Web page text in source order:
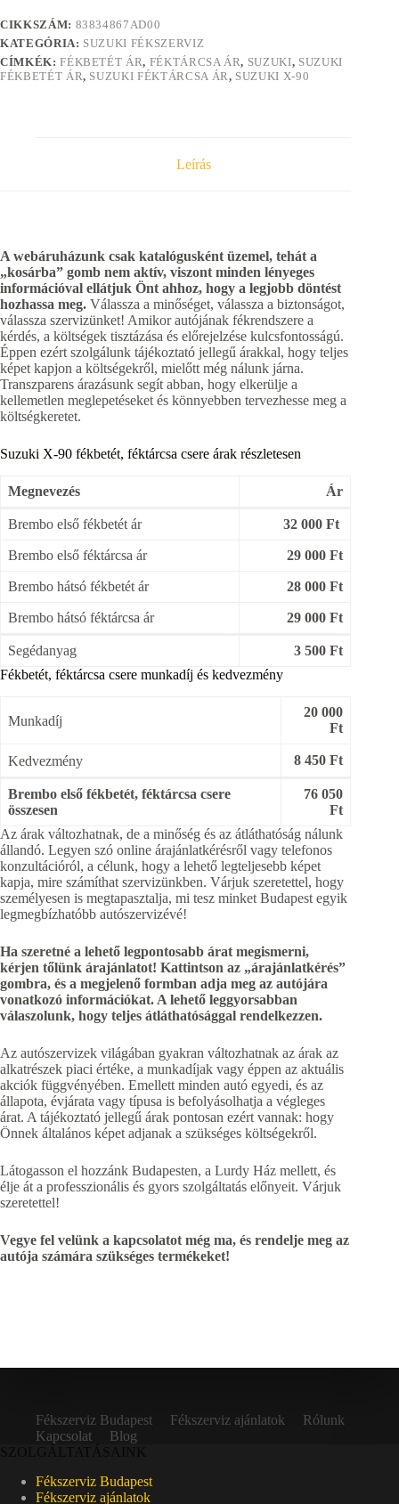
CIKKSZÁM: 83834867AD00
KATEGÓRIA: SUZUKI FÉKSZERVIZ
CÍMKÉK:FÉKBETÉT ÁR, FÉKTÁRCSA ÁR, SUZUKI, SUZUKI
FÉKBETÉT ÁR, SUZUKI FÉKTÁRCSA ÁR , SUZUKI X-90
Leírás
A webáruházunk csak katalógusként üzemel, tehát a
„kosárba” gomb nem aktív, viszont minden lényeges
információval ellátjuk Önt ahhoz, hogy a legjobb döntést
hozhassa meg. Válassza a minőséget, válassza a biztonságot,
válassza szervizünket! Amikor autójának fékrendszere a
kérdés, a költségek tisztázása és előrejelzése kulcsfontosságú.
Éppen ezért szolgálunk tájékoztató jellegű árakkal, hogy teljes
képet kapjon a költségekről, mielőtt még nálunk járna.
Transzparens árazásunk segít abban, hogy elkerülje a
kellemetlen meglepetéseket és könnyebben tervezhesse meg a
költségkeretet.
Suzuki X-90 fékbetét, féktárcsa csere árak részletesen
Megnevezés Ár
Brembo első fékbetét ár 32 000 Ft
Brembo első féktárcsa ár 29 000 Ft
Brembo hátsó fékbetét ár 28 000 Ft
Brembo hátsó féktárcsa ár 29 000 Ft
Segédanyag
3 500 Ft
Fékbetét, féktárcsa csere munkadíj és kedvezmény
Munkadíj
20 000
Ft
Kedvezmény 8 450 Ft
Brembo első fékbetét, féktárcsa csere
összesen
76 050
Ft
Az árak változhatnak, de a minőség és az átláthatóság nálunk
állandó. Legyen szó online árajánlatkérésről vagy telefonos
konzultációról, a célunk, hogy a lehető legteljesebb képet
kapja, mire számíthat szervizünkben. Várjuk szeretettel, hogy
személyesen is megtapasztalja, mi tesz minket Budapest egyik
legmegbízhatóbb autószervizévé!
Ha szeretné a lehető legpontosabb árat megismerni,
kérjen tőlünk árajánlatot! Kattintson az „árajánlatkérés”
gombra, és a megjelenő formban adja meg az autójára
vonatkozó információkat. A lehető leggyorsabban
válaszolunk, hogy teljes átláthatósággal rendelkezzen.
Az autószervizek világában gyakran változhatnak az árak az
alkatrészek piaci értéke, a munkadíjak vagy éppen az aktuális
akciók függvényében. Emellett minden autó egyedi, és az
állapota, évjárata vagy típusa is befolyásolhatja a végleges
árat. A tájékoztató jellegű árak pontosan ezért vannak: hogy
Önnek általános képet adjanak a szükséges költségekről.
Látogasson el hozzánk Budapesten, a Lurdy Ház mellett, és
élje át a professzionális és gyors szolgáltatás előnyeit. Várjuk
szeretettel!
Vegye fel velünk a kapcsolatot még ma, és rendelje meg az
autója számára szükséges termékeket!
Fékszerviz Budapest Fékszerviz ajánlatok
Rólunk
Kapcsolat
Blog
SZOLGÁLTATÁSAINK
Fékszerviz Budapest
Fékszerviz ajánlatok